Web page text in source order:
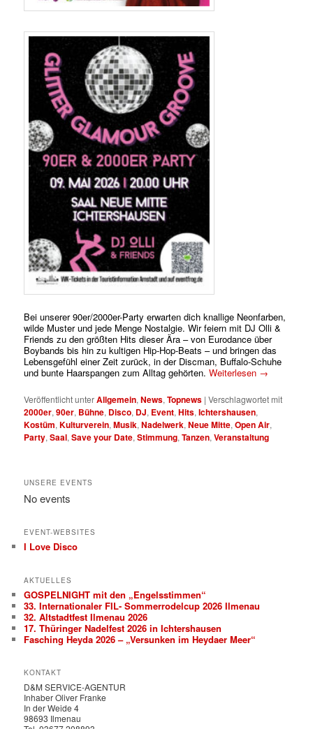
Bei unserer 90er/2000er-Party erwarten dich knallige Neonfarben,
wilde Muster und jede Menge Nostalgie. Wir feiern mit DJ Olli &
Friends zu den größten Hits dieser Ära – von Eurodance über
Boybands bis hin zu kultigen Hip-Hop-Beats – und bringen das
Lebensgefühl einer Zeit zurück, in der Discman, Buffalo-Schuhe
und bunte Haarspangen zum Alltag gehörten. Weiterlesen →
Veröffentlicht unterAllgemein,News,Topnews |Verschlagwortet mit
2000er,90er, Bühne, Disco, DJ, Event,Hits,Ichtershausen,
Kostüm,Kulturverein,Musik,Nadelwerk,Neue Mitte,Open Air,
Party,Saal,Save your Date,Stimmung,Tanzen,Veranstaltung
UNSERE EVENTS
No events
EVENT-WEBSITES
I Love Disco
AKTUELLES
GOSPELNIGHT mit den „Engelsstimmen“
33. Internationaler FIL- Sommerrodelcup 2026 Ilmenau
32. Altstadtfest Ilmenau 2026
17. Thüringer Nadelfest 2026 in Ichtershausen
Fasching Heyda 2026 – „Versunken im Heydaer Meer“
KONTAKT
D&M SERVICE-AGENTUR
Inhaber Oliver Franke
In der Weide 4
98693 Ilmenau